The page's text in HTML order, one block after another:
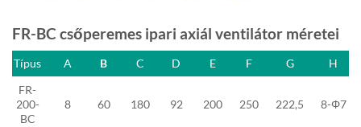
FR-BC csőperemes ipari axiál ventilátor méretei
FR-
200-
BC
8 60 180 92 200 250 222,5 8-Φ7
Típus A B C D E F G H